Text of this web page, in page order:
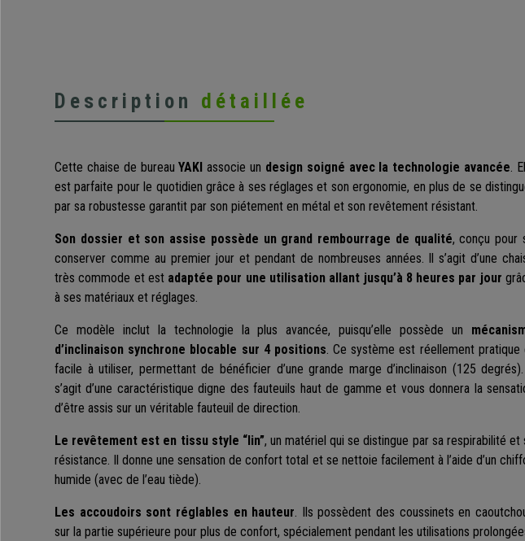
Description détaillée
Cette chaise de bureauYAKI associe un design soigné avec la technologie avancée.
est parfaite pour le quotidien grâce à ses réglages et son ergonomie, en plus de se
par sa robustesse garantit par son piétement en métal et son revêtement résistant.
Son dossier et son assise possède un grand rembourrage de qualité, conçu pour
conserver comme au premier jour et pendant de nombreuses années. Il s’agit d’une
très commode et est adaptée pour une utilisation allant jusqu’à 8 heures par jour
à ses matériaux et réglages.
Ce modèle inclut la technologie la plus avancée, puisqu’elle possède un
d’inclinaison synchrone blocable sur 4 positions. Ce système est réellement pratique
facile à utiliser, permettant de bénéficier d’une grande marge d’inclinaison (125
s’agit d’une caractéristique digne des fauteuils haut de gamme et vous donnera la
d’être assis sur un véritable fauteuil de direction.
Le revêtement est en tissu style “lin”, un matériel qui se distingue par sa respirabilité et
résistance. Il donne une sensation de confort total et se nettoie facilement à l’aide d’un
humide (avec de l’eau tiède).
Les accoudoirs sont réglables en hauteur. Ils possèdent des coussinets en
sur la partie supérieure pour plus de confort, spécialement pendant les utilisations